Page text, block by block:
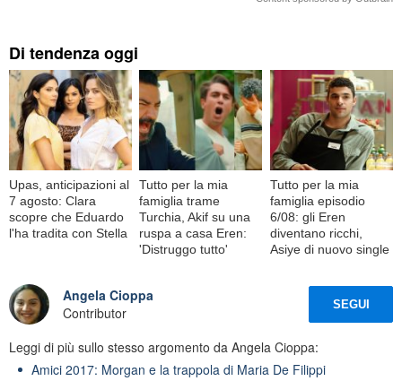
Di tendenza oggi
Upas, anticipazioni al
7 agosto: Clara
scopre che Eduardo
l'ha tradita con Stella
Tutto per la mia
famiglia trame
Turchia, Akif su una
ruspa a casa Eren:
'Distruggo tutto'
Tutto per la mia
famiglia episodio
6/08: gli Eren
diventano ricchi,
Asiye di nuovo single
Angela Cioppa
Contributor
SEGUI
Leggi di più sullo stesso argomento da Angela Cioppa:
Amici 2017: Morgan e la trappola di Maria De Filippi